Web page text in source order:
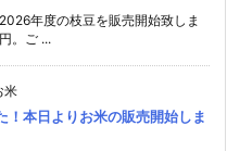
年度の枝豆を販売開始致しま
。ご ...
米
！本日よりお米の販売開始しま